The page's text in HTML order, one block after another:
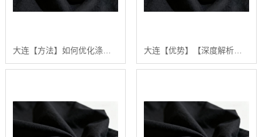
大连【方法】如何优化涤棉面料的生产流程：陕西秦塬纺织的实践指南【怎么样?】 大连【优势】【深度解析】2024年涤棉面料品质排行榜与选购指南【什么意思?】